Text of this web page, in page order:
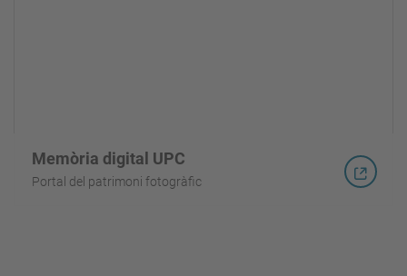
Memòria digital UPC
Portal del patrimoni fotogràfic